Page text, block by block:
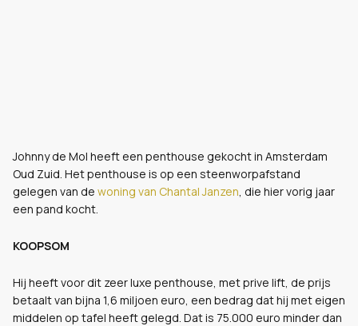
Johnny de Mol heeft een penthouse gekocht in Amsterdam
Oud Zuid. Het penthouse is op een steenworpafstand
gelegen van de woning van Chantal Janzen, die hier vorig jaar
een pand kocht.
KOOPSOM
Hij heeft voor dit zeer luxe penthouse, met prive lift, de prijs
betaalt van bijna 1,6 miljoen euro, een bedrag dat hij met eigen
middelen op tafel heeft gelegd. Dat is 75.000 euro minder dan